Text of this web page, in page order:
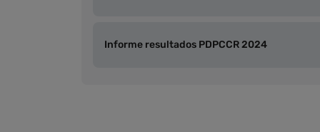
Informe resultados PDPCCR 2024